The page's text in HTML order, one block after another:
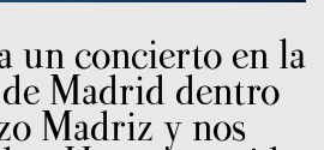
un concierto en la
Madrid dentro
Madriz y nos